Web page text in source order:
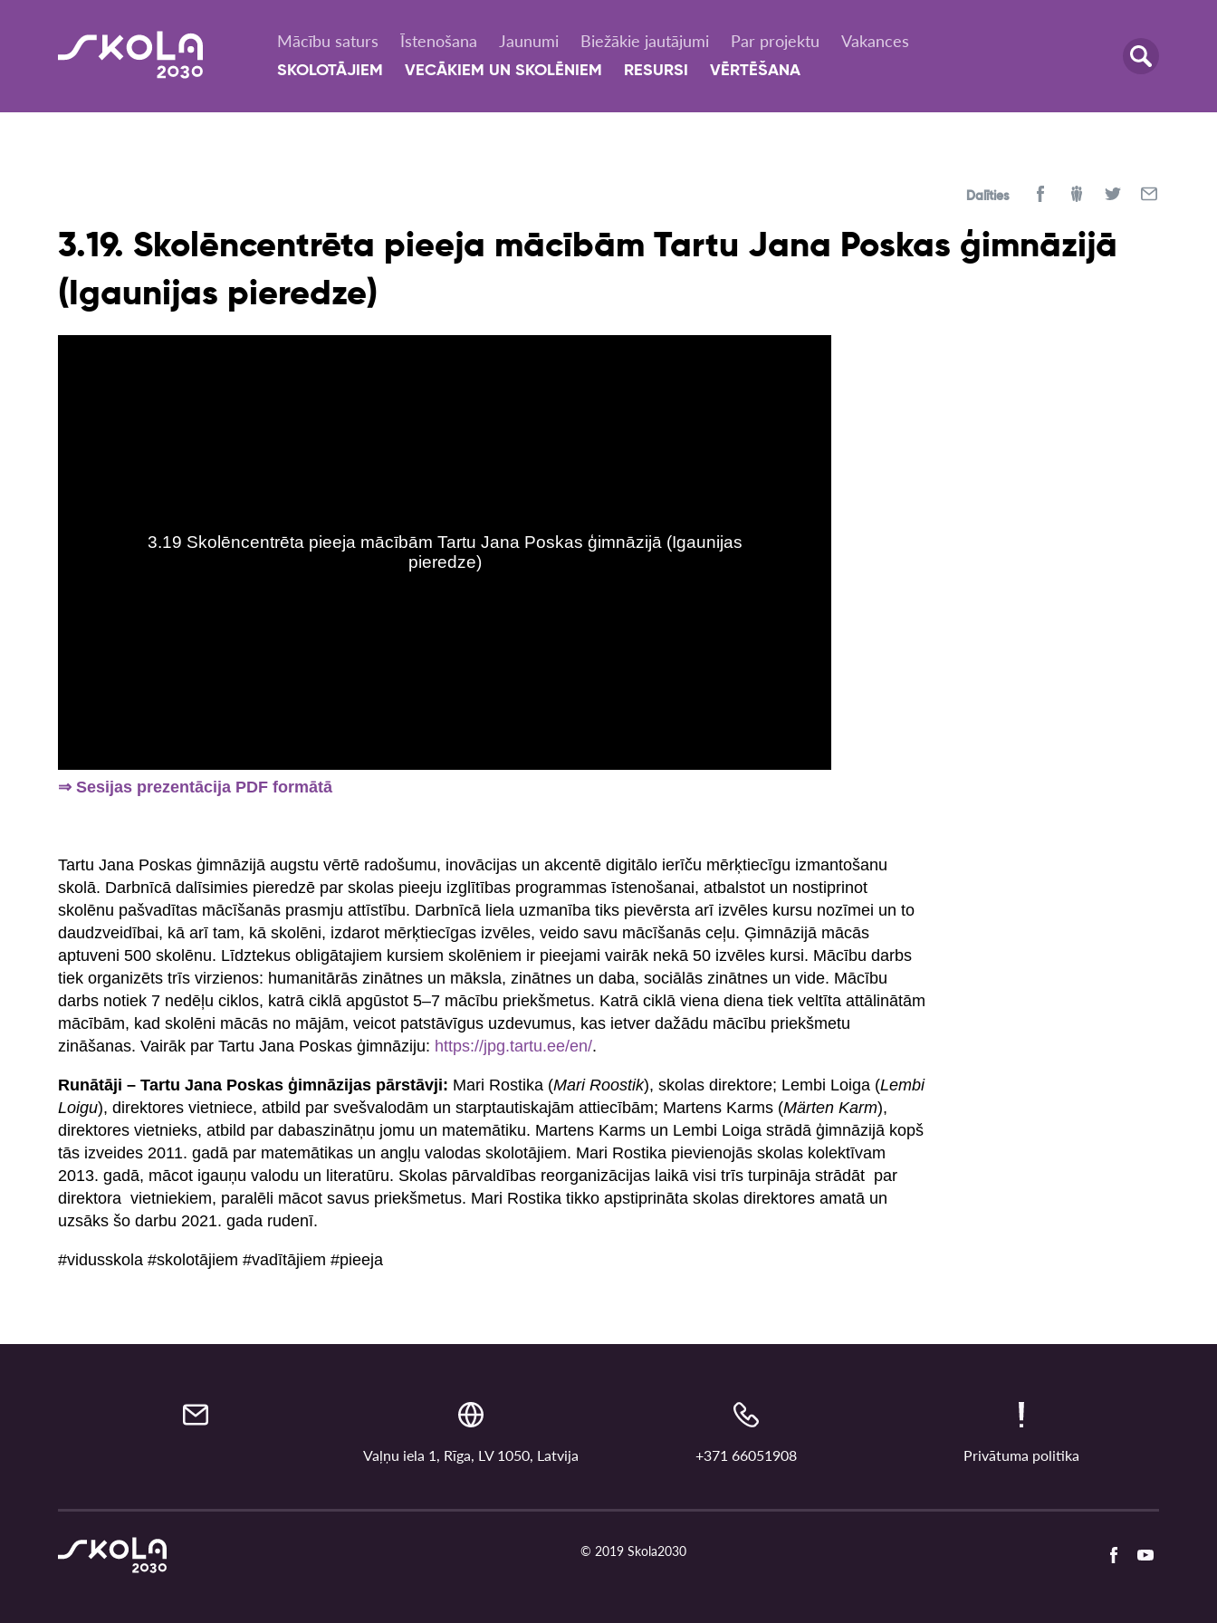
Mācību saturs Īstenošana Jaunumi Biežākie jautājumi Par projektu Vakances
SKOLOTĀJIEM VECĀKIEM UN SKOLĒNIEM RESURSI VĒRTĒŠANA
Dalīties
3.19. Skolēncentrēta pieeja mācībām Tartu Jana Poskas ģimnāzijā
(Igaunijas pieredze)
⇒ Sesijas prezentācija PDF formātā
Tartu Jana Poskas ģimnāzijā augstu vērtē radošumu, inovācijas un akcentē digitālo ierīču mērķtiecīgu izmantošanu
skolā. Darbnīcā dalīsimies pieredzē par skolas pieeju izglītības programmas īstenošanai, atbalstot un nostiprinot
skolēnu pašvadītas mācīšanās prasmju attīstību. Darbnīcā liela uzmanība tiks pievērsta arī izvēles kursu nozīmei un to
daudzveidībai, kā arī tam, kā skolēni, izdarot mērķtiecīgas izvēles, veido savu mācīšanās ceļu. Ģimnāzijā mācās
aptuveni 500 skolēnu. Līdztekus obligātajiem kursiem skolēniem ir pieejami vairāk nekā 50 izvēles kursi. Mācību darbs
tiek organizēts trīs virzienos: humanitārās zinātnes un māksla, zinātnes un daba, sociālās zinātnes un vide. Mācību
darbs notiek 7 nedēļu ciklos, katrā ciklā apgūstot 5–7 mācību priekšmetus. Katrā ciklā viena diena tiek veltīta attālinātām
mācībām, kad skolēni mācās no mājām, veicot patstāvīgus uzdevumus, kas ietver dažādu mācību priekšmetu
zināšanas. Vairāk par Tartu Jana Poskas ģimnāziju: https://jpg.tartu.ee/en/.
Runātāji – Tartu Jana Poskas ģimnāzijas pārstāvji: Mari Rostika (Mari Roostik), skolas direktore; Lembi Loiga (Lembi
Loigu), direktores vietniece, atbild par svešvalodām un starptautiskajām attiecībām; Martens Karms (Märten Karm),
direktores vietnieks, atbild par dabaszinātņu jomu un matemātiku. Martens Karms un Lembi Loiga strādā ģimnāzijā kopš
tās izveides 2011. gadā par matemātikas un angļu valodas skolotājiem. Mari Rostika pievienojās skolas kolektīvam
2013. gadā, mācot igauņu valodu un literatūru. Skolas pārvaldības reorganizācijas laikā visi trīs turpināja strādāt par
direktora vietniekiem, paralēli mācot savus priekšmetus. Mari Rostika tikko apstiprināta skolas direktores amatā un
uzsāks šo darbu 2021. gada rudenī.
#vidusskola #skolotājiem #vadītājiem #pieeja
Vaļņu iela 1, Rīga, LV 1050, Latvija +371 66051908 Privātuma politika
© 2019 Skola2030